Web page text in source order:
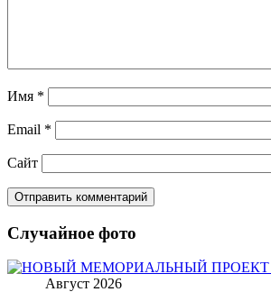
Имя *
Email *
Сайт
Случайное фото
Август 2026